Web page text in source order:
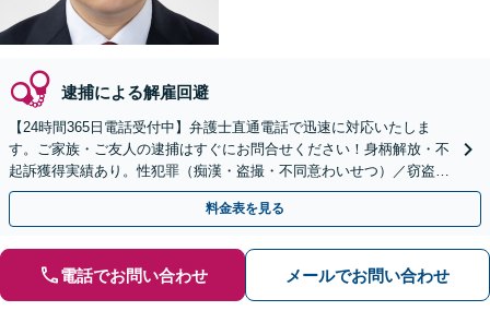
逮捕による解雇回避
【24時間365日電話受付中】弁護士直通電話で迅速に対応いたしま
す。ご家族・ご友人の逮捕はすぐにお問合せください！身柄解放・不
起訴獲得実績あり。性犯罪（痴漢・盗撮・不同意わいせつ）／窃盗／
暴行など幅広く対応【新宿御苑前駅徒歩1分】
料金表を見る
電話でお問い合わせ メールでお問い合わせ